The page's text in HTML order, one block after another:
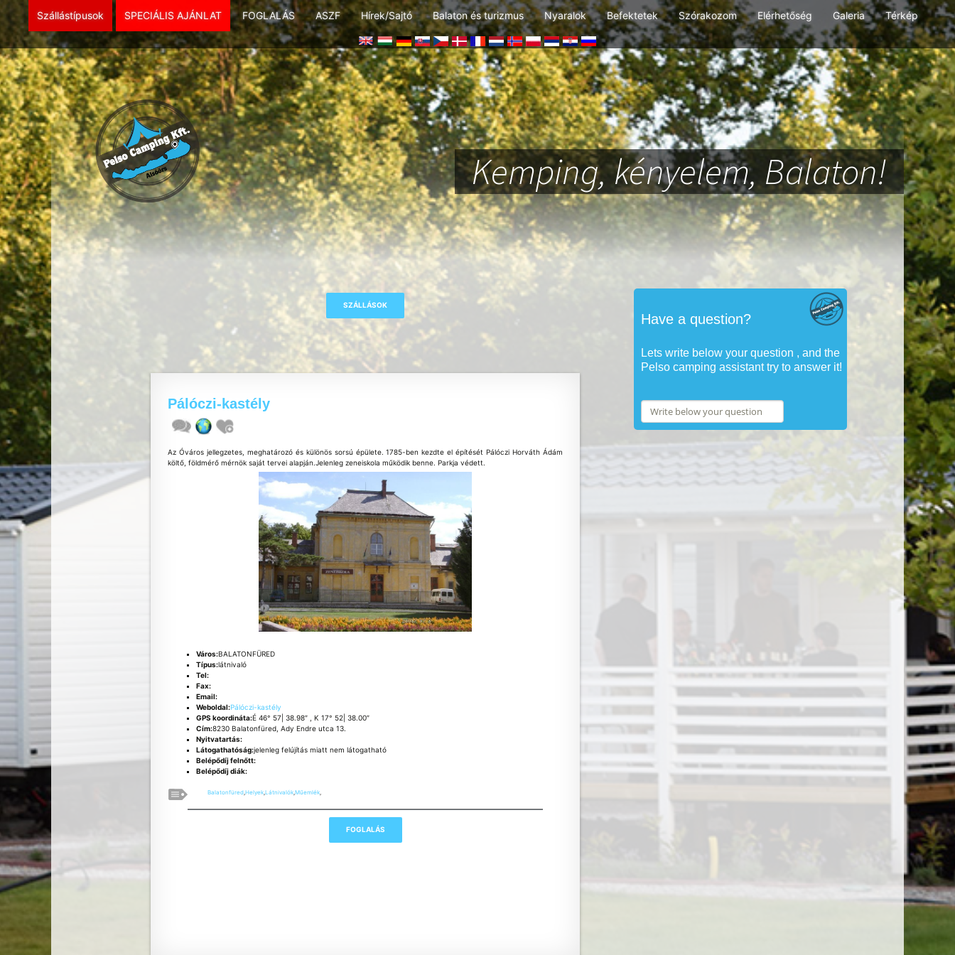
Szállástípusok SPECIÁLIS AJÁNLAT FOGLALÁS ASZF Hírek/Sajtó Balaton és turizmus Nyaralok Befektetek Szórakozom Elérhetőség Galeria Térkép
Kemping, kényelem, Balaton!
Pálóczi-kastély
Az Óváros jellegzetes, meghatározó és különös sorsú épülete. 1785-ben kezdte el építését Pálóczi Horváth Ádám
költő, földmérő mérnök saját tervei alapján.Jelenleg zeneiskola működik benne. Parkja védett.
Város:BALATONFÜRED
Típus:látnivaló
Tel:
Fax:
Email:
Weboldal:Pálóczi-kastély
GPS koordináta:É 46° 57| 38.98″ , K 17° 52| 38.00″
Cím:8230 Balatonfüred, Ady Endre utca 13.
Nyitvatartás:
Látogathatóság:jelenleg felújítás miatt nem látogatható
Belépődíj felnőtt:
Belépődíj diák:
Balatonfüred,Helyek,Látnivalók,Műemlék,
Have a question?
Lets write below your question , and the
Pelso camping assistant try to answer it!